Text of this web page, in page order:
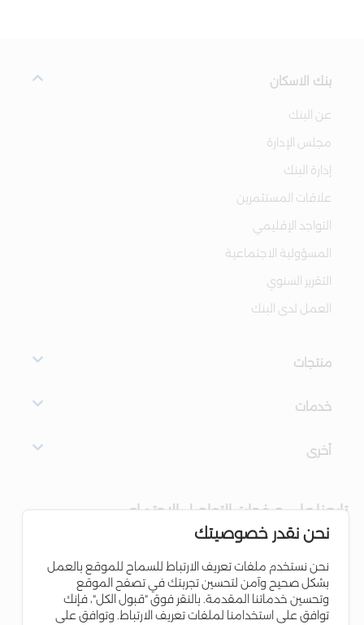
بنك الاسكان
عن البنك
مجلس الإدارة
إدارة البنك
علاقات المستثمرين
التواجد الإقليمي
المسؤولية الاجتماعية
التقرير السنوي
العمل لدى البنك
منتجات
خدمات
أخرى
تابعنا على صفحات التواصل الاجتماعي
نحن نقدر خصوصيتك
نحن نستخدم ملفات تعريف الارتباط للسماح للموقع بالعمل
بشكل صحيح وآمن لتحسين تجربتك في تصفح الموقع
وتحسين خدماتنا المقدمة. بالنقر فوق "قبول الكل"، فإنك
توافق على استخدامنا لملفات تعريف الارتباط. وتوافق على